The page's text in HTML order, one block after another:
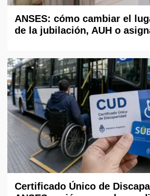
ANSES: cómo cambiar el
de la jubilación, AUH o
Certificado Único de